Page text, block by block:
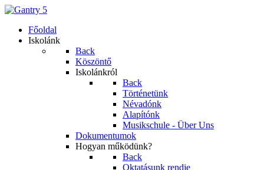
Főoldal
Iskolánk
Back
Köszöntő
Iskolánkról
Back
Történetünk
Névadónk
Alapítónk
Musikschule - Über Uns
Dokumentumok
Hogyan működünk?
Back
Oktatásunk rendje